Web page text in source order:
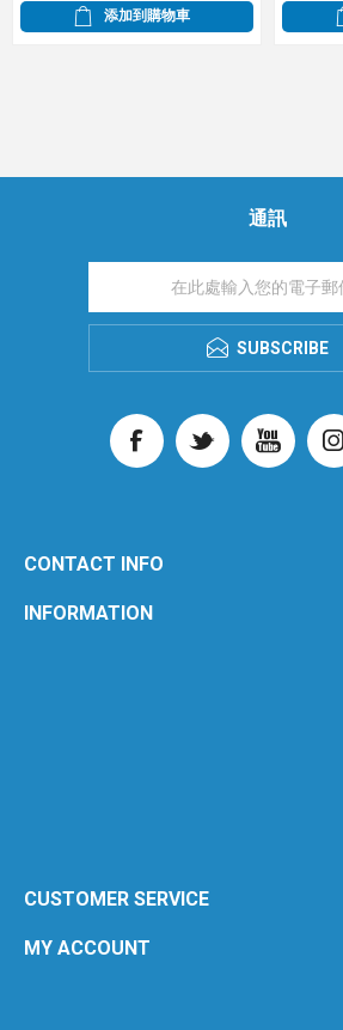
添加到購物車
通訊
SUBSCRIBE
CONTACT INFO
INFORMATION
CUSTOMER SERVICE
MY ACCOUNT